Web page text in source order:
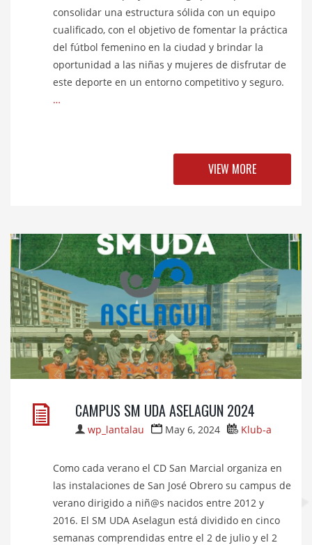
consolidar una estructura sólida con un equipo
cualificado, con el objetivo de fomentar la práctica
del fútbol femenino en la ciudad y brindar la
oportunidad a las niñas y mujeres de disfrutar de
este deporte en un entorno competitivo y seguro.
…
VIEW MORE
CAMPUS SM UDA ASELAGUN 2024
wp_lantalau May 6, 2024 Klub-a
Como cada verano el CD San Marcial organiza en
las instalaciones de San José Obrero su campus de
verano dirigido a niñ@s nacidos entre 2012 y
2016. El SM UDA Aselagun está dividido en cinco
semanas comprendidas entre el 2 de julio y el 2